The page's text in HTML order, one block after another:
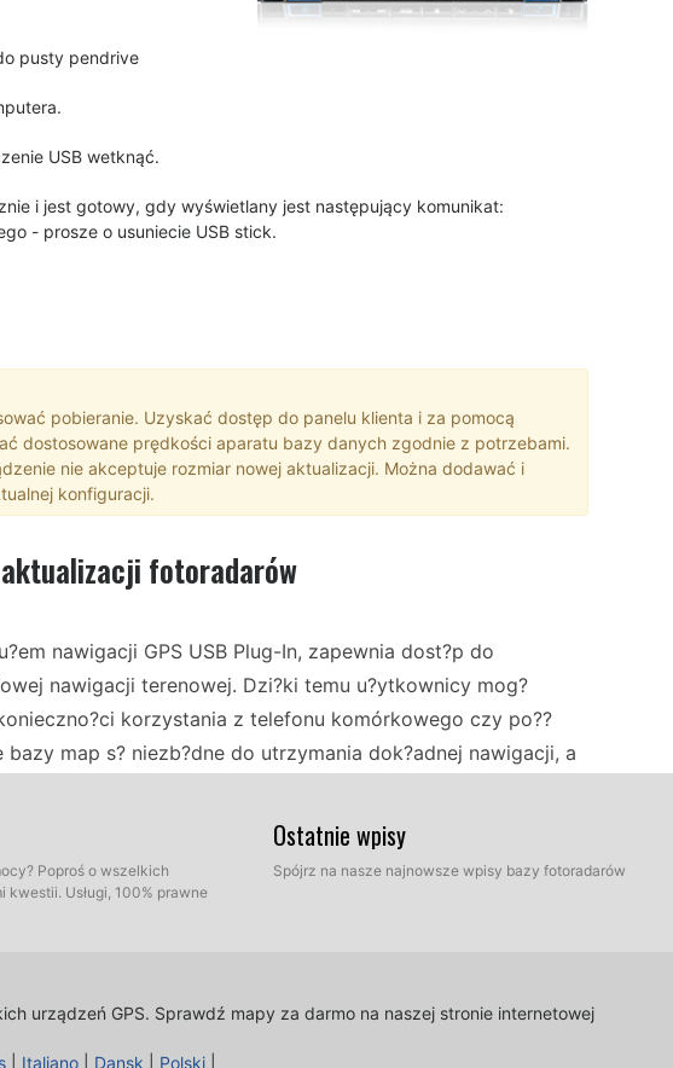
pusty pendrive
USB wetknąć.
i jest gotowy, gdy wyświetlany jest następujący komunikat:
- prosze o usuniecie USB stick.
pobieranie. Uzyskać dostęp do panelu klienta i za pomocą
dostosowane prędkości aparatu bazy danych zgodnie z potrzebami.
nie akceptuje rozmiar nowej aktualizacji. Można dodawać i
konfiguracji.
fotoradarów
nawigacji GPS USB Plug-In, zapewnia dost?p do
nawigacji terenowej. Dzi?ki temu u?ytkownicy mog?
korzystania z telefonu komórkowego czy po??
map s? niezb?dne do utrzymania dok?adnej nawigacji, a
jazdy terenowej, którzy potrzebuj? precyzyjnej nawigacji w
pewne poruszanie si? po ró?nych krajobrazach.
aktualizacja bazy map jest równie ?atwa; u?ytkownicy mog?
Poproś o wszelkich
Usługi, 100% prawne
Ostatnie wpisy
Spójrz na nasze najnowsze wpisy bazy fotoradarów
urządzeń GPS. Sprawdź mapy za darmo na naszej stronie internetowej
Italiano Dansk Polski